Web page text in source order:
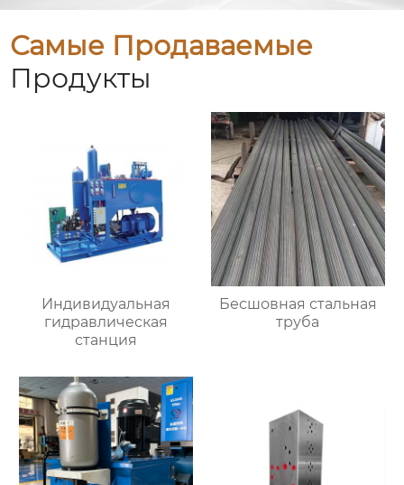
Самые Продаваемые
Продукты
Индивидуальная
гидравлическая
станция
Бесшовная стальная
труба